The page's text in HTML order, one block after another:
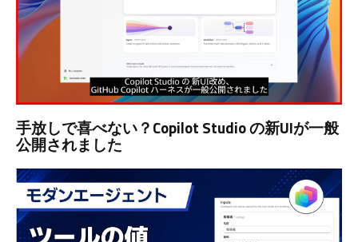
手放しで喜べない？Copilot Studio の新UIが一般
公開されました